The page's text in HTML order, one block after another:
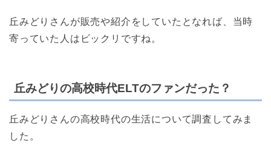
丘みどりさんが販売や紹介をしていたとなれば、当時
寄っていた人はビックリですね。
丘みどりの高校時代ELTのファンだった？
丘みどりさんの高校時代の生活について調査してみま
した。